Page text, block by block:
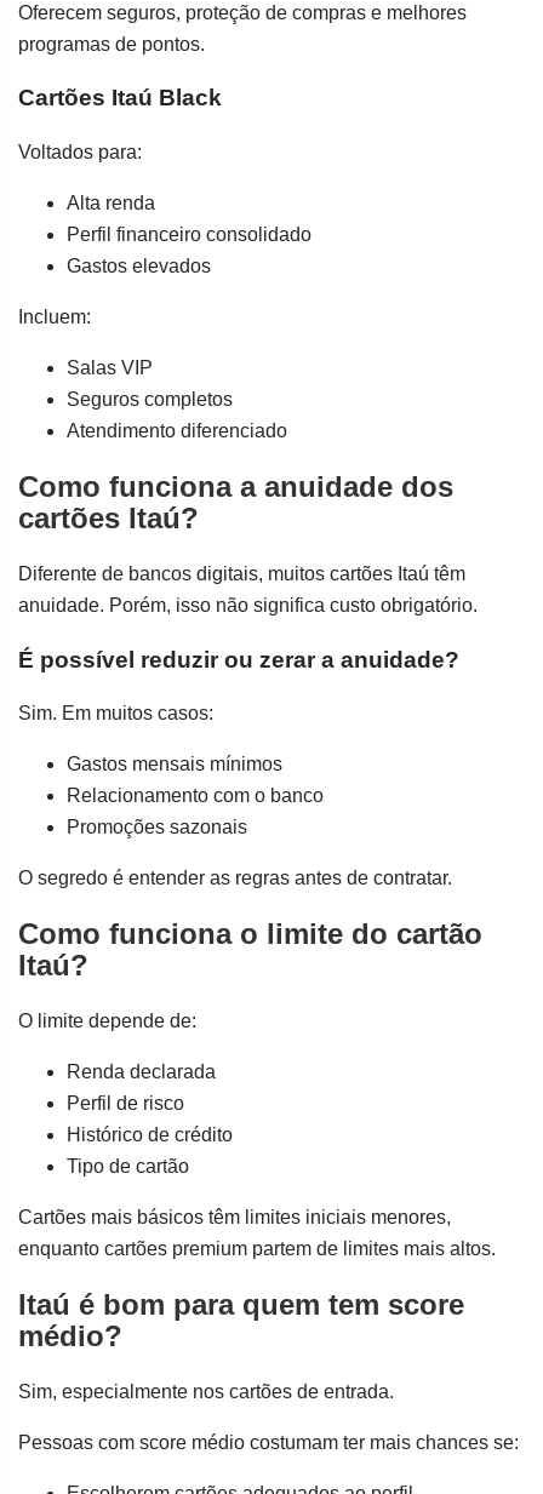
Oferecem seguros, proteção de compras e melhores
programas de pontos.
Cartões Itaú Black
Voltados para:
Alta renda
Perfil financeiro consolidado
Gastos elevados
Incluem:
Salas VIP
Seguros completos
Atendimento diferenciado
Como funciona a anuidade dos
cartões Itaú?
Diferente de bancos digitais, muitos cartões Itaú têm
anuidade. Porém, isso não significa custo obrigatório.
É possível reduzir ou zerar a anuidade?
Sim. Em muitos casos:
Gastos mensais mínimos
Relacionamento com o banco
Promoções sazonais
O segredo é entender as regras antes de contratar.
Como funciona o limite do cartão
Itaú?
O limite depende de:
Renda declarada
Perfil de risco
Histórico de crédito
Tipo de cartão
Cartões mais básicos têm limites iniciais menores,
enquanto cartões premium partem de limites mais altos.
Itaú é bom para quem tem score
médio?
Sim, especialmente nos cartões de entrada.
Pessoas com score médio costumam ter mais chances se: